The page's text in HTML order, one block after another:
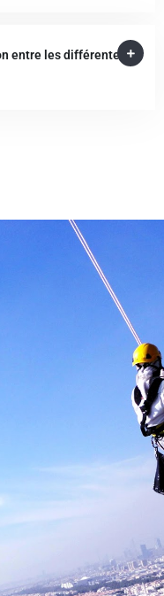
entre les différentes